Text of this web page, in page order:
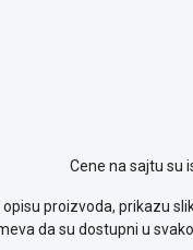
Cene na sajtu su
proizvoda, prikazu
da su dostupni u